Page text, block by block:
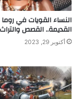
النساء القويات في روما
القديمة.. القصص والتراث
أكتوبر 29, 2023